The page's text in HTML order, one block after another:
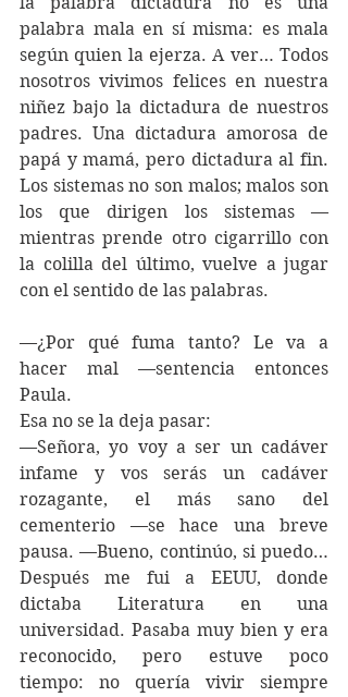
palabra mala en sí misma: es mala
según quien la ejerza. A ver… Todos
nosotros vivimos felices en nuestra
niñez bajo la dictadura de nuestros
padres. Una dictadura amorosa de
papá y mamá, pero dictadura al fin.
Los sistemas no son malos; malos son
los que dirigen los sistemas —
mientras prende otro cigarrillo con
la colilla del último, vuelve a jugar
con el sentido de las palabras.
—¿Por qué fuma tanto? Le va a
hacer mal —sentencia entonces
Paula.
Esa no se la deja pasar:
—Señora, yo voy a ser un cadáver
infame y vos serás un cadáver
rozagante, el más sano del
cementerio —se hace una breve
pausa. —Bueno, continúo, si puedo…
Después me fui a EEUU, donde
dictaba Literatura en una
universidad. Pasaba muy bien y era
reconocido, pero estuve poco
tiempo: no quería vivir siempre